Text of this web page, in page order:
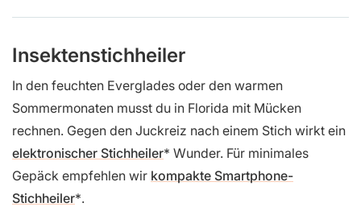
Insektenstichheiler
In den feuchten Everglades oder den warmen
Sommermonaten musst du in Florida mit Mücken
rechnen. Gegen den Juckreiz nach einem Stich wirkt ein
elektronischer Stichheiler Wunder. Für minimales
Gepäck empfehlen wir kompakte Smartphone-
Stichheiler .